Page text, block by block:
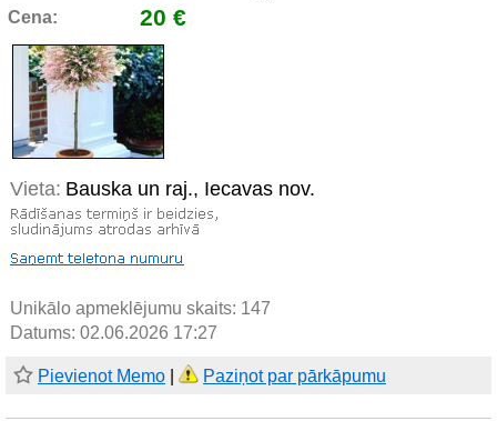
Cena: 20 €
Vieta: Bauska un raj., Iecavas nov.
Unikālo apmeklējumu skaits: 147
Datums: 02.06.2026 17:27
Pievienot Memo Paziņot par pārkāpumu